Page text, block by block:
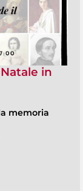
in
memoria